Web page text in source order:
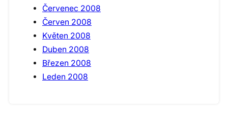
Červenec 2008
Červen 2008
Květen 2008
Duben 2008
Březen 2008
Leden 2008